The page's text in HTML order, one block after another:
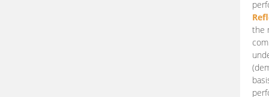
the